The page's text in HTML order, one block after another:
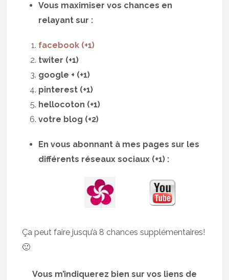
Vous maximiser vos chances en
relayant sur :
facebook (+1)
twiter (+1)
google + (+1)
pinterest (+1)
hellocoton (+1)
votre blog (+2)
En vous abonnant à mes pages sur les
différents réseaux sociaux (+1) :
Ça peut faire jusqu’à 8 chances supplémentaires!
🙂
Vous m’indiquerez bien sur vos liens de